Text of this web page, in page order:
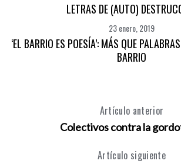
LETRAS DE (AUTO)
23 enero, 2019
‘EL BARRIO ES POESÍA’: MÁS QUE
BARRIO
Artículo anterior
Colectivos contra la
Artículo siguiente